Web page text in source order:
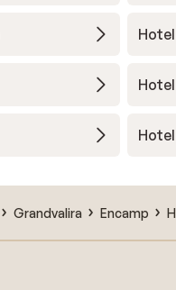
Grandvalira Encamp